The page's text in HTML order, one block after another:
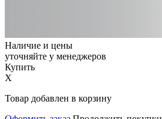
Наличие и цены
уточняйте у менеджеров
Купить
X
Товар добавлен в корзину